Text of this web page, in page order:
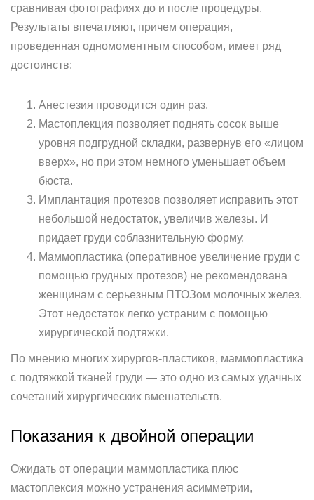
сравнивая фотографиях до и после процедуры.
Результаты впечатляют, причем операция,
проведенная одномоментным способом, имеет ряд
достоинств:
Анестезия проводится один раз.
Мастоплекция позволяет поднять сосок выше
уровня подгрудной складки, развернув его «лицом
вверх», но при этом немного уменьшает объем
бюста.
Имплантация протезов позволяет исправить этот
небольшой недостаток, увеличив железы. И
придает груди соблазнительную форму.
Маммопластика (оперативное увеличение груди с
помощью грудных протезов) не рекомендована
женщинам с серьезным ПТОЗом молочных желез.
Этот недостаток легко устраним с помощью
хирургической подтяжки.
По мнению многих хирургов-пластиков, маммопластика
с подтяжкой тканей груди — это одно из самых удачных
сочетаний хирургических вмешательств.
Показания к двойной операции
Ожидать от операции маммопластика плюс
мастоплексия можно устранения асимметрии,